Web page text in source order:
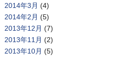
2014年3月 (4)
2014年2月 (5)
2013年12月 (7)
2013年11月 (2)
2013年10月 (5)